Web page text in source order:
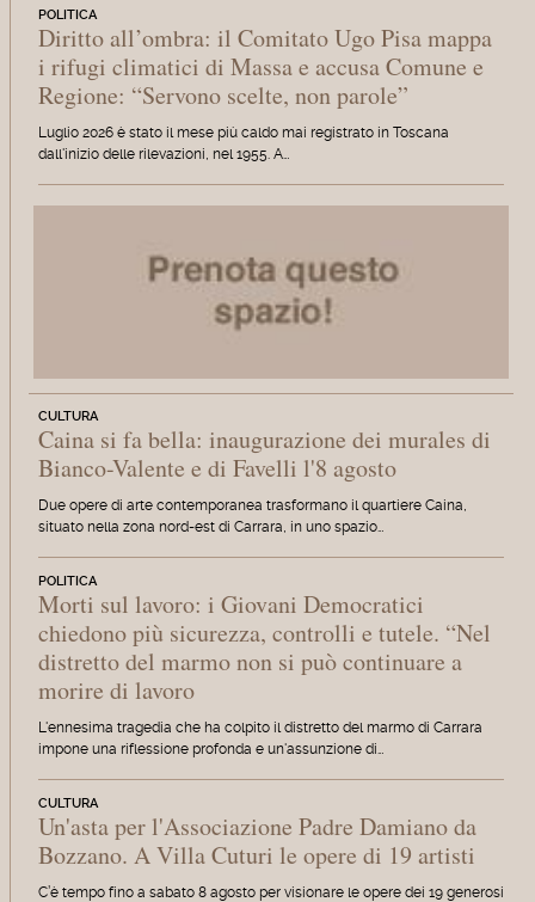
POLITICA
Diritto all’ombra: il Comitato Ugo Pisa mappa
i rifugi climatici di Massa e accusa Comune e
Regione: “Servono scelte, non parole”
Luglio 2026 è stato il mese più caldo mai registrato in Toscana
dall'inizio delle rilevazioni, nel 1955. A…
CULTURA
Caina si fa bella: inaugurazione dei murales di
Bianco-Valente e di Favelli l'8 agosto
Due opere di arte contemporanea trasformano il quartiere Caina,
situato nella zona nord-est di Carrara, in uno spazio…
POLITICA
Morti sul lavoro: i Giovani Democratici
chiedono più sicurezza, controlli e tutele. “Nel
distretto del marmo non si può continuare a
morire di lavoro
L'ennesima tragedia che ha colpito il distretto del marmo di Carrara
impone una riflessione profonda e un'assunzione di…
CULTURA
Un'asta per l'Associazione Padre Damiano da
Bozzano. A Villa Cuturi le opere di 19 artisti
C’è tempo fino a sabato 8 agosto per visionare le opere dei 19 generosi